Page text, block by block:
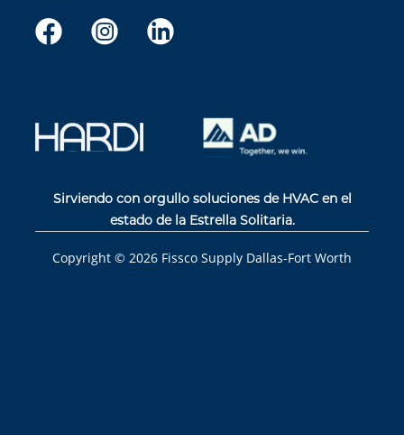
Sirviendo con orgullo soluciones de HVAC en el
estado de la Estrella Solitaria.
Copyright © 2026 Fissco Supply Dallas-Fort Worth